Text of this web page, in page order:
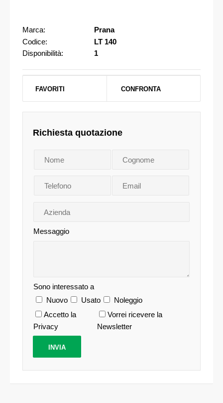
Marca:
Prana
Codice:
LT 140
Disponibilità:
1
FAVORITI CONFRONTA
Richiesta quotazione
Messaggio
Sono interessato a
Nuovo
Usato
Noleggio
Accetto la
Privacy
Vorrei ricevere la
Newsletter